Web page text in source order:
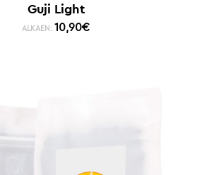
Guji Light
ALKAEN: 10,90€